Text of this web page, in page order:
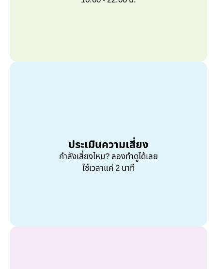
ประเมินความเสี่ยง
กำลังเสี่ยงไหม? ลองทำดูได้เลย
ใช้เวลาแค่ 2 นาที